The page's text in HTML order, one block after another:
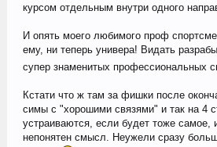
курсом отдельным внутри одного
И опять моего любимого проф
ему, ни теперь универа! Видать
супер знаменитых профессиональных
Кстати что ж там за фишки после
симы с "хорошими связями" и так на 4
устраиваются, если будет тоже самое,
непонятен смысл. Неужели сразу